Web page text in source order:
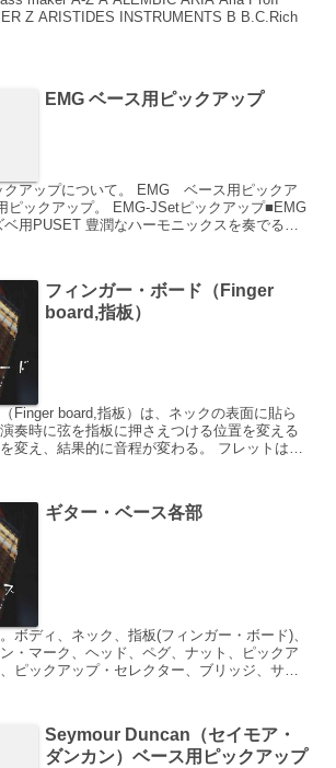
Z ARISTIDES INSTRUMENTS B B.C.Rich
EMG ベース用ピックアップ
アップについて。 EMG ベース用ピックア
ックアップ。 EMG-JSetピックアップ■EMG
ベ用PUSET 豊潤なハーモニックスを奏でる
フィンガー・ボード（Finger
board,指板）
Finger board,指板）は、ネックの表面に貼ら
奏時に弦を指板に押さえつける位置を変える
変え、結果的に音程が変わる。 フレットは長
ギター・ベース各部
ボディ、ネック、指板(フィンガー・ボード)、
・マーク、ヘッド、ペグ、ナット、ピックア
ピックアップ・セレクター、ブリッジ、サド
Seymour Duncan（セイモア・
ダンカン）ベース用ピックアップ